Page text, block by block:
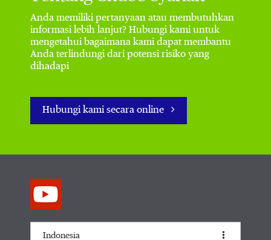
Anda memiliki pertanyaan atau membutuhkan
informasi lebih lanjut? Hubungi kami untuk
mengetahui bagaimana kami dapat membantu
Anda terlindungi dari potensi risiko yang
dihadapi
Hubungi kami secara online
Indonesia